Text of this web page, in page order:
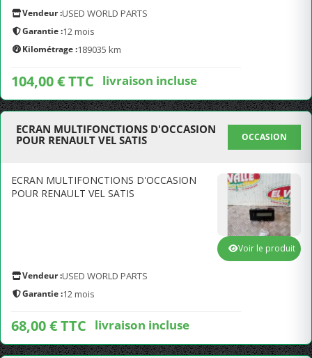
Vendeur :USED WORLD PARTS
Garantie :12 mois
Kilométrage :189035 km
104,00 € TTC livraison incluse
ECRAN MULTIFONCTIONS D'OCCASION
POUR RENAULT VEL SATIS
OCCASION
ECRAN MULTIFONCTIONS D'OCCASION
POUR RENAULT VEL SATIS
Vendeur :USED WORLD PARTS
Garantie :12 mois
68,00 € TTC livraison incluse
Voir le produit